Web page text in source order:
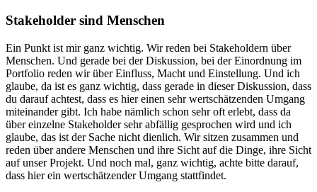
Stakeholder sind Menschen
Ein Punkt ist mir ganz wichtig. Wir reden bei Stakeholdern über
Menschen. Und gerade bei der Diskussion, bei der Einordnung im
Portfolio reden wir über Einfluss, Macht und Einstellung. Und ich
glaube, da ist es ganz wichtig, dass gerade in dieser Diskussion, dass
du darauf achtest, dass es hier einen sehr wertschätzenden Umgang
miteinander gibt. Ich habe nämlich schon sehr oft erlebt, dass da
über einzelne Stakeholder sehr abfällig gesprochen wird und ich
glaube, das ist der Sache nicht dienlich. Wir sitzen zusammen und
reden über andere Menschen und ihre Sicht auf die Dinge, ihre Sicht
auf unser Projekt. Und noch mal, ganz wichtig, achte bitte darauf,
dass hier ein wertschätzender Umgang stattfindet.